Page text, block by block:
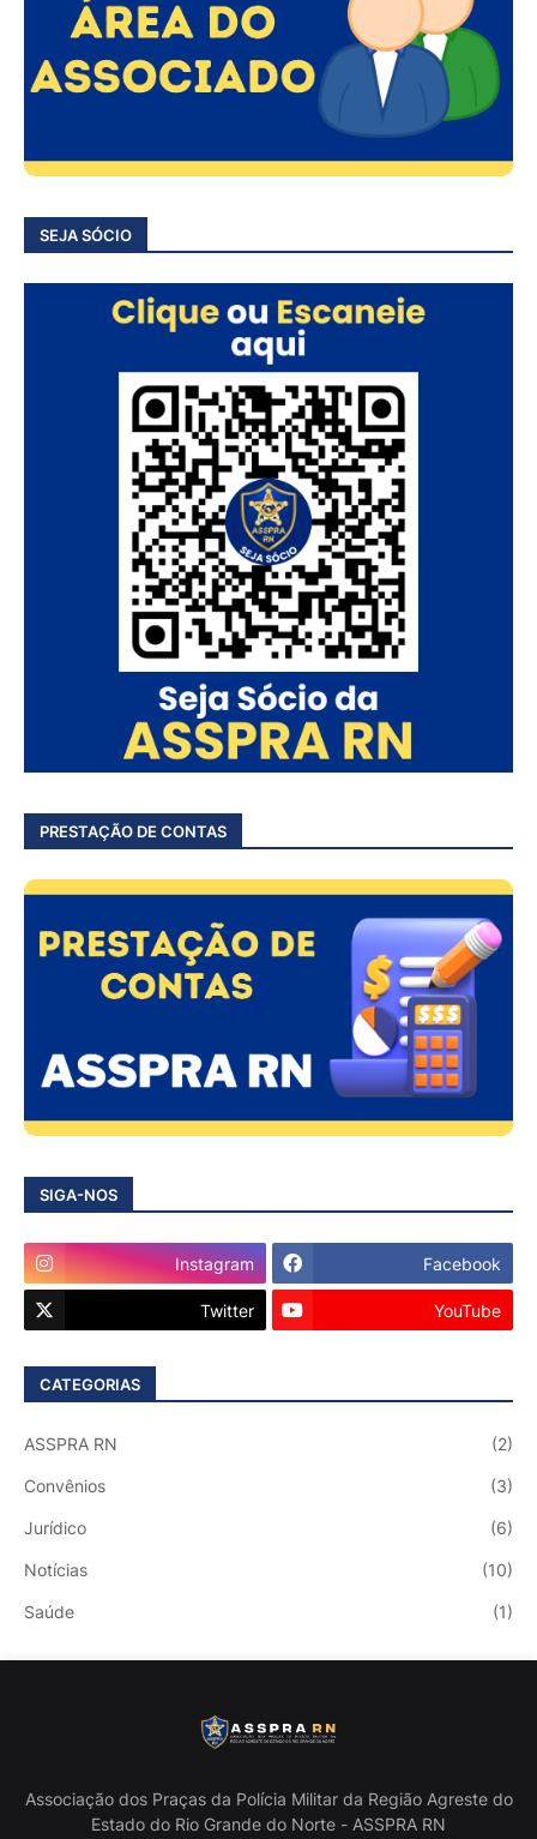
SEJA SÓCIO
PRESTAÇÃO DE CONTAS
SIGA-NOS
Instagram Facebook
Twitter YouTube
CATEGORIAS
ASSPRA RN (2)
Convênios (3)
Jurídico (6)
Notícias (10)
Saúde (1)
Associação dos Praças da Polícia Militar da Região Agreste do
Estado do Rio Grande do Norte - ASSPRA RN